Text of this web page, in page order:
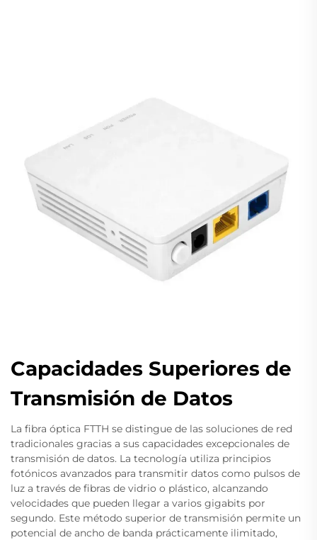
Capacidades Superiores de
Transmisión de Datos
La fibra óptica FTTH se distingue de las soluciones de red
tradicionales gracias a sus capacidades excepcionales de
transmisión de datos. La tecnología utiliza principios
fotónicos avanzados para transmitir datos como pulsos de
luz a través de fibras de vidrio o plástico, alcanzando
velocidades que pueden llegar a varios gigabits por
segundo. Este método superior de transmisión permite un
potencial de ancho de banda prácticamente ilimitado,